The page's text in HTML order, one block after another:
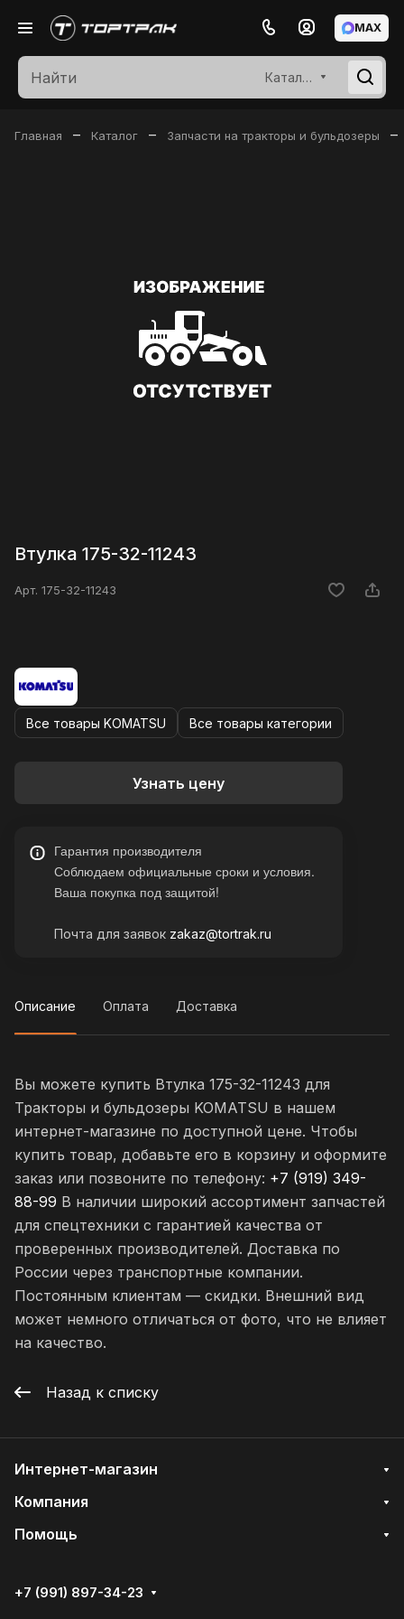
Каталог
MAX
Главная – Каталог – Запчасти на тракторы и бульдозеры –
Втулка 175-32-11243
Арт. 175-32-11243
Все товары KOMATSU Все товары категории
Узнать цену
Гарантия производителя
Соблюдаем официальные сроки и условия.
Ваша покупка под защитой!
Почта для заявок zakaz@tortrak.ru
Описание Оплата Доставка
Вы можете купить Втулка 175-32-11243 для
Тракторы и бульдозеры KOMATSU в нашем
интернет-магазине по доступной цене. Чтобы
купить товар, добавьте его в корзину и оформите
заказ или позвоните по телефону: +7 (919) 349-
88-99 В наличии широкий ассортимент запчастей
для спецтехники с гарантией качества от
проверенных производителей. Доставка по
России через транспортные компании.
Постоянным клиентам — скидки. Внешний вид
может немного отличаться от фото, что не влияет
на качество.
Назад к списку
Интернет-магазин
Компания
Помощь
+7 (991) 897-34-23